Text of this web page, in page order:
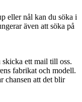
eller nål kan du söka i
även att söka på
ett mail till oss.
fabrikat och modell.
chansen att det blir